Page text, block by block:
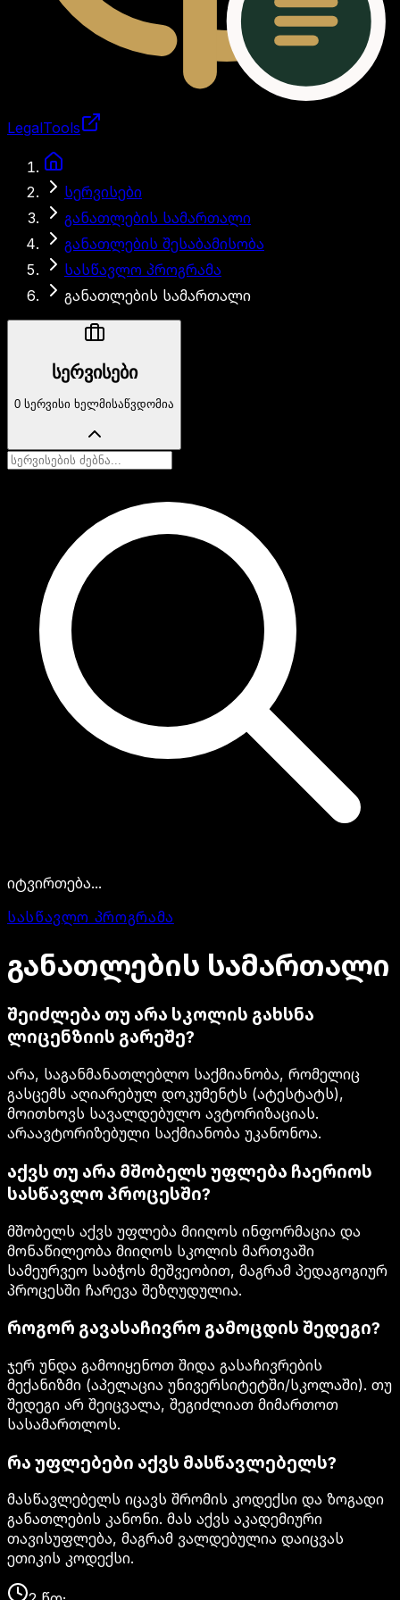
LegalTools
სერვისები
განათლების სამართალი
განათლების შესაბამისობა
სასწავლო პროგრამა
განათლების სამართალი
სერვისები
0 სერვისი ხელმისაწვდომია
იტვირთება...
სასწავლო პროგრამა
განათლების სამართალი
შეიძლება თუ არა სკოლის გახსნა
ლიცენზიის გარეშე?
არა, საგანმანათლებლო საქმიანობა, რომელიც
გასცემს აღიარებულ დოკუმენტს (ატესტატს),
მოითხოვს სავალდებულო ავტორიზაციას.
არაავტორიზებული საქმიანობა უკანონოა.
აქვს თუ არა მშობელს უფლება ჩაერიოს
სასწავლო პროცესში?
მშობელს აქვს უფლება მიიღოს ინფორმაცია და
მონაწილეობა მიიღოს სკოლის მართვაში
სამეურვეო საბჭოს მეშვეობით, მაგრამ პედაგოგიურ
პროცესში ჩარევა შეზღუდულია.
როგორ გავასაჩივრო გამოცდის შედეგი?
ჯერ უნდა გამოიყენოთ შიდა გასაჩივრების
მექანიზმი (აპელაცია უნივერსიტეტში/სკოლაში). თუ
შედეგი არ შეიცვალა, შეგიძლიათ მიმართოთ
სასამართლოს.
რა უფლებები აქვს მასწავლებელს?
მასწავლებელს იცავს შრომის კოდექსი და ზოგადი
განათლების კანონი. მას აქვს აკადემიური
თავისუფლება, მაგრამ ვალდებულია დაიცვას
ეთიკის კოდექსი.